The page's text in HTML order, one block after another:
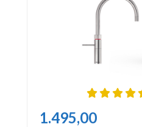
1.495,00